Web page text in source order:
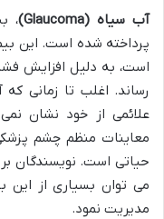
آب سیاه (Glaucoma)
،
پرداخته شده است. این
است، به دلیل افزایش
رساند. اغلب تا زمانی
علائمی از خود نشان
معاینات منظم چشم
حیاتی است. نویسندگان بر
می توان بسیاری از این
مدیریت نمود.